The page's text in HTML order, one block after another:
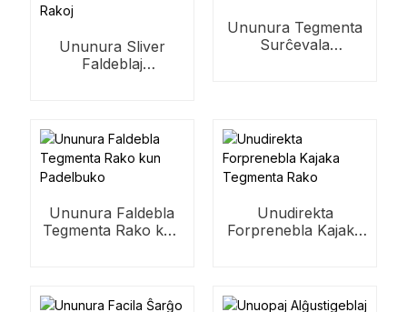
Ununura Sliver
Faldeblaj
Ununura Tegmenta
Surĉevala
Ununura Faldebla
Tegmenta Rako kun
Unudirekta
Forprenebla Kajaka